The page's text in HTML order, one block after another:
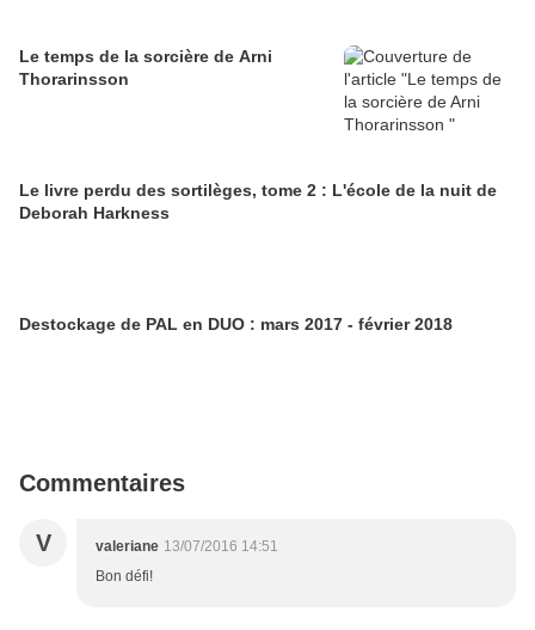
Le temps de la sorcière de Arni
Thorarinsson
Le livre perdu des sortilèges, tome 2 : L'école de la nuit de
Deborah Harkness
Destockage de PAL en DUO : mars 2017 - février 2018
Commentaires
V valeriane 13/07/2016 14:51
Bon défi!